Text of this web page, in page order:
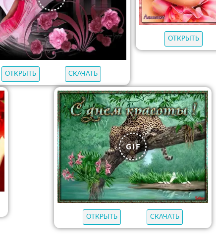
ОТКРЫТЬ СКАЧАТЬ
ОТКРЫТЬ
ОТКРЫТЬ
СКАЧАТЬ